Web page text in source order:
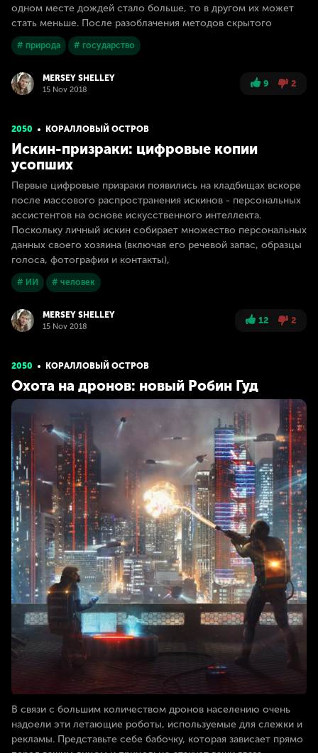
одном месте дождей стало больше, то в другом их может
стать меньше. После разоблачения методов скрытого
# природа # государство
MERSEY SHELLEY
15 Nov 2018
9 2
2050 КОРАЛЛОВЫЙ ОСТРОВ
Искин-призраки: цифровые копии
усопших
Первые цифровые призраки появились на кладбищах вскоре
после массового распространения искинов - персональных
ассистентов на основе искусственного интеллекта.
Поскольку личный искин собирает множество персональных
данных своего хозяина (включая его речевой запас, образцы
голоса, фотографии и контакты),
# ИИ # человек
MERSEY SHELLEY
15 Nov 2018
12 2
2050 КОРАЛЛОВЫЙ ОСТРОВ
Охота на дронов: новый Робин Гуд
В связи с большим количеством дронов населению очень
надоели эти летающие роботы, используемые для слежки и
рекламы. Представьте себе бабочку, которая зависает прямо